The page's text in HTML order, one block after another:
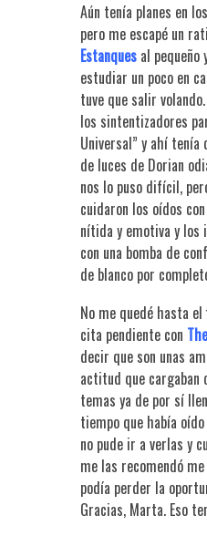
Aún tenía planes en
pero me escapé un
Estanquesal pequeño
estudiar un poco en
tuve que salir volando.
los sintentizadores
Universal” y ahí tenía
de luces de Dorian
nos lo puso difícil,
cuidaron los oídos
nítida y emotiva y
con una bomba de
de blanco por
No me quedé hasta
cita pendiente con
decir que son unas
actitud que cargaban
temas ya de por sí
tiempo que había
no pude ir a verlas y
me las recomendó
podía perder la
Gracias, Marta. Eso